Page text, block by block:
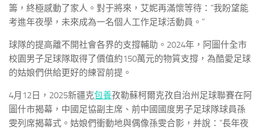
籌，終極感動了家人。對于將來，艾妮再滿懷等待：“我盼望能
考進年夜學，未來成為一名個人工作足球活動員。”
球隊的提高離不開社會各界的支撐輔助。2024年，阿圖什全市
校園男子足球隊取得了價值約150萬元的物質支撐，為酷愛足球
的姑娘們供給更好的練習前提。
4月12日，2025新疆克包養孜勒蘇柯爾克孜自治州足球聯賽在阿
圖什市揭幕，中國足協副主席、前中國國度男子足球隊球員孫
雯列席揭幕式。姑娘們衝動地與偶像孫雯合影，并說：“長年夜